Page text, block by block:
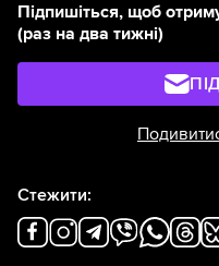
Підпишіться, щоб
(раз на два тижні)
Стежити: